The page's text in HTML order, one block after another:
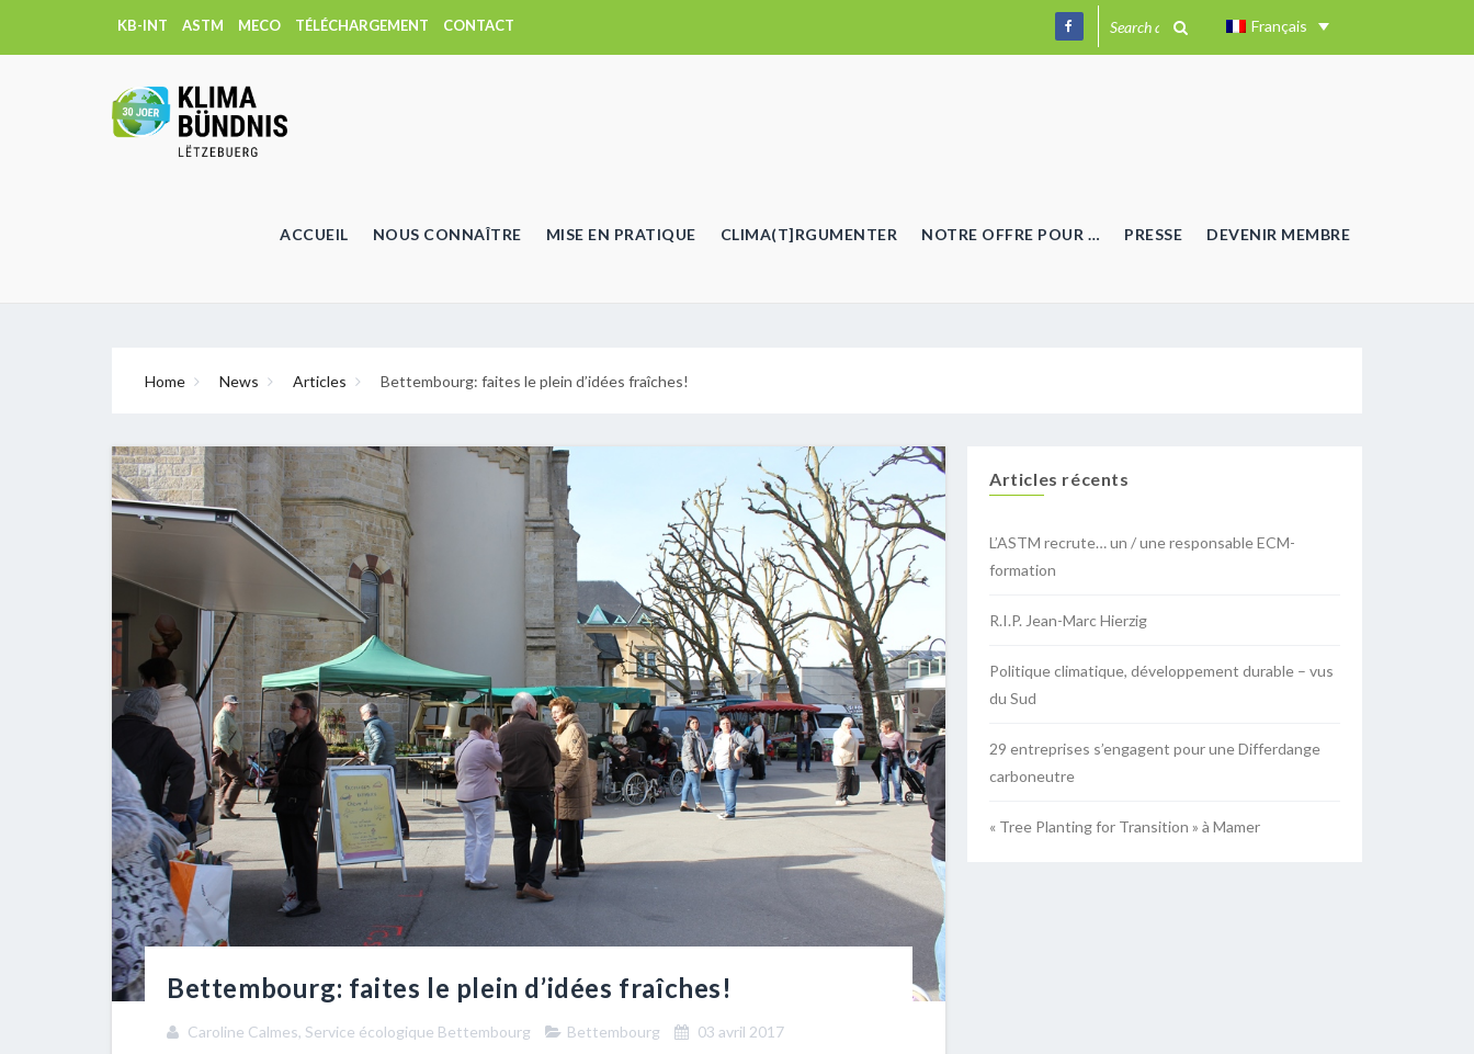
KB-INT ASTM MECO TÉLÉCHARGEMENT CONTACT Français
ACCUEIL NOUS CONNAÎTRE MISE EN PRATIQUE CLIMA(T]RGUMENTER NOTRE OFFRE POUR … PRESSE DEVENIR MEMBRE
Home News Articles Bettembourg: faites le plein d’idées fraîches!
Bettembourg: faites le plein d’idées fraîches!
Caroline Calmes, Service écologique Bettembourg Bettembourg 03 avril 2017
Articles récents
L’ASTM recrute… un / une responsable ECM-
formation
R.I.P. Jean-Marc Hierzig
Politique climatique, développement durable – vus
du Sud
29 entreprises s’engagent pour une Differdange
carboneutre
« Tree Planting for Transition » à Mamer